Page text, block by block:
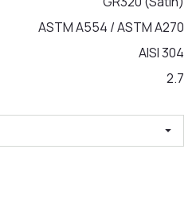
ASTM A554 / ASTM A270
AISI 304
2.7
arrow_drop_down